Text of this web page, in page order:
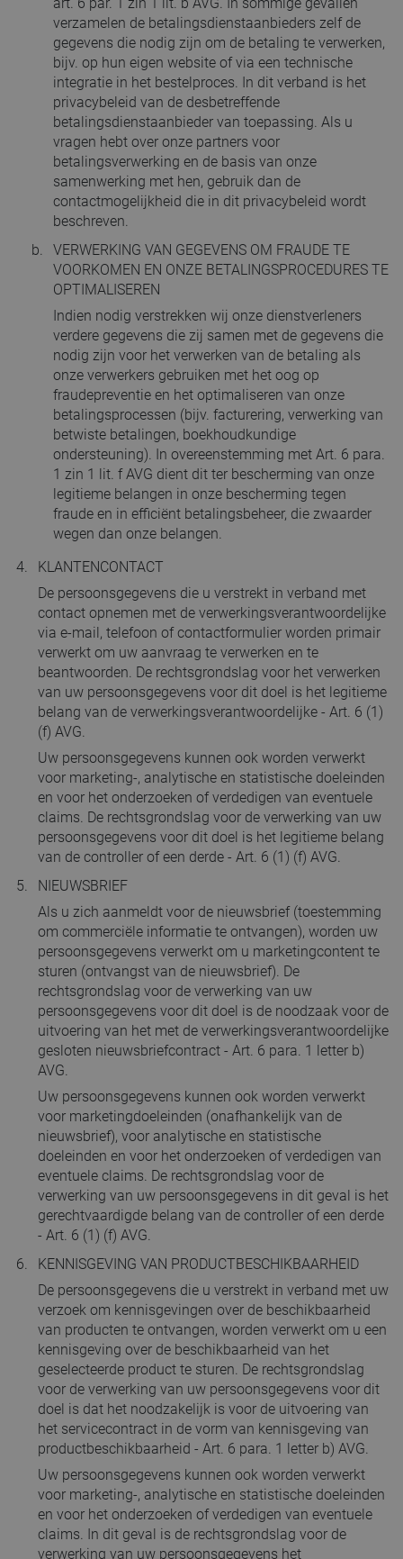
verzamelen de betalingsdienstaanbieders zelf de
gegevens die nodig zijn om de betaling te verwerken,
bijv. op hun eigen website of via een technische
integratie in het bestelproces. In dit verband is het
privacybeleid van de desbetreffende
betalingsdienstaanbieder van toepassing. Als u
vragen hebt over onze partners voor
betalingsverwerking en de basis van onze
samenwerking met hen, gebruik dan de
contactmogelijkheid die in dit privacybeleid wordt
beschreven.
VERWERKING VAN GEGEVENS OM FRAUDE TE
VOORKOMEN EN ONZE BETALINGSPROCEDURES TE
OPTIMALISEREN
Indien nodig verstrekken wij onze dienstverleners
verdere gegevens die zij samen met de gegevens die
nodig zijn voor het verwerken van de betaling als
onze verwerkers gebruiken met het oog op
fraudepreventie en het optimaliseren van onze
betalingsprocessen (bijv. facturering, verwerking van
betwiste betalingen, boekhoudkundige
ondersteuning). In overeenstemming met Art. 6 para.
1 zin 1 lit. f AVG dient dit ter bescherming van onze
legitieme belangen in onze bescherming tegen
fraude en in efficiënt betalingsbeheer, die zwaarder
wegen dan onze belangen.
KLANTENCONTACT
De persoonsgegevens die u verstrekt in verband met
contact opnemen met de verwerkingsverantwoordelijke
via e-mail, telefoon of contactformulier worden primair
verwerkt om uw aanvraag te verwerken en te
beantwoorden. De rechtsgrondslag voor het verwerken
van uw persoonsgegevens voor dit doel is het legitieme
belang van de verwerkingsverantwoordelijke - Art. 6 (1)
(f) AVG.
Uw persoonsgegevens kunnen ook worden verwerkt
voor marketing-, analytische en statistische doeleinden
en voor het onderzoeken of verdedigen van eventuele
claims. De rechtsgrondslag voor de verwerking van uw
persoonsgegevens voor dit doel is het legitieme belang
van de controller of een derde - Art. 6 (1) (f) AVG.
NIEUWSBRIEF
Als u zich aanmeldt voor de nieuwsbrief (toestemming
om commerciële informatie te ontvangen), worden uw
persoonsgegevens verwerkt om u marketingcontent te
sturen (ontvangst van de nieuwsbrief). De
rechtsgrondslag voor de verwerking van uw
persoonsgegevens voor dit doel is de noodzaak voor de
uitvoering van het met de verwerkingsverantwoordelijke
gesloten nieuwsbriefcontract - Art. 6 para. 1 letter b)
AVG.
Uw persoonsgegevens kunnen ook worden verwerkt
voor marketingdoeleinden (onafhankelijk van de
nieuwsbrief), voor analytische en statistische
doeleinden en voor het onderzoeken of verdedigen van
eventuele claims. De rechtsgrondslag voor de
verwerking van uw persoonsgegevens in dit geval is het
gerechtvaardigde belang van de controller of een derde
- Art. 6 (1) (f) AVG.
KENNISGEVING VAN PRODUCTBESCHIKBAARHEID
De persoonsgegevens die u verstrekt in verband met uw
verzoek om kennisgevingen over de beschikbaarheid
van producten te ontvangen, worden verwerkt om u een
kennisgeving over de beschikbaarheid van het
geselecteerde product te sturen. De rechtsgrondslag
voor de verwerking van uw persoonsgegevens voor dit
doel is dat het noodzakelijk is voor de uitvoering van
het servicecontract in de vorm van kennisgeving van
productbeschikbaarheid - Art. 6 para. 1 letter b) AVG.
Uw persoonsgegevens kunnen ook worden verwerkt
voor marketing-, analytische en statistische doeleinden
en voor het onderzoeken of verdedigen van eventuele
claims. In dit geval is de rechtsgrondslag voor de
verwerking van uw persoonsgegevens het